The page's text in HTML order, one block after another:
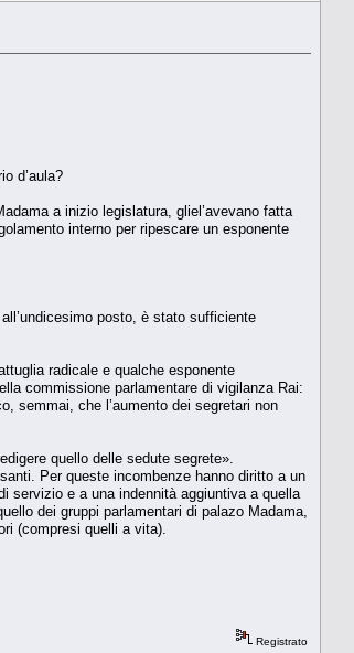
d’aula?
a inizio legislatura, gliel’avevano fatta
interno per ripescare un esponente
posto, è stato sufficiente
radicale e qualche esponente
commissione parlamentare di vigilanza Rai:
semmai, che l’aumento dei segretari non
quello delle sedute segrete».
Per queste incombenze hanno diritto a un
servizio e a una indennità aggiuntiva a quella
dei gruppi parlamentari di palazo Madama,
(compresi quelli a vita).
Registrato